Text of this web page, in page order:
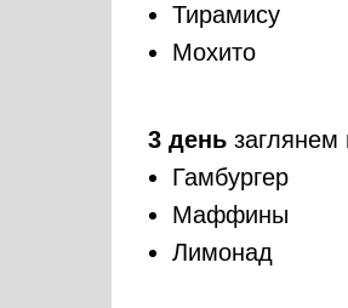
Тирамису
Мохито
3 день заглянем
Гамбургер
Маффины
Лимонад